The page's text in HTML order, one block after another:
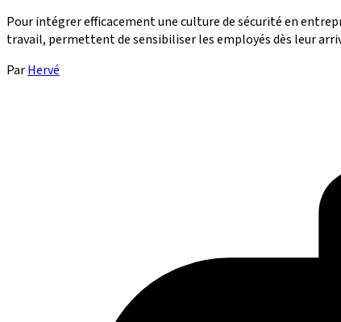
Pour intégrer efficacement une culture de sécurité en
travail, permettent de sensibiliser les employés dès leur
ParHervé